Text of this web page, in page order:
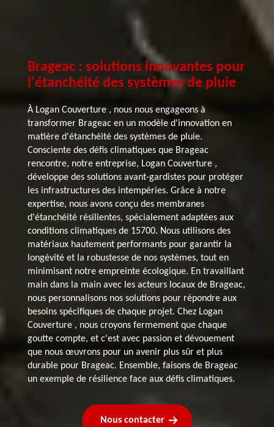
Brageac : solutions innovantes pour
l'étanchéité des systèmes de pluie
À Logan Couverture , nous nous engageons à
transformer Brageac en un modèle d'innovation en
matière d'étanchéité des systèmes de pluie.
Consciente des défis climatiques que Brageac
rencontre, notre entreprise, Logan Couverture ,
développe des solutions avant-gardistes pour protéger
les infrastructures des intempéries. Grâce à notre
expertise, nous avons conçu des membranes
d'étanchéité résilientes, spécialement adaptées aux
conditions climatiques de 15700. Nous utilisons des
matériaux hautement performants pour garantir la
longévité et la robustesse de nos systèmes, tout en
minimisant notre empreinte écologique. En travaillant
main dans la main avec les acteurs locaux de Brageac,
nous personnalisons nos solutions pour répondre aux
besoins spécifiques de chaque projet. Chez Logan
Couverture , nous croyons fermement que chaque
goutte compte, et c'est avec passion et dévouement
que nous œuvrons pour un avenir plus sûr et plus
durable pour Brageac. Ensemble, faisons de Brageac
un exemple de résilience face aux défis climatiques.
Nous contacter